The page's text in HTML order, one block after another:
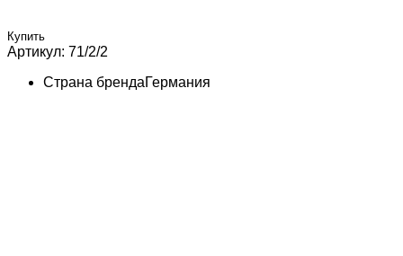
Купить
Артикул: 71/2/2
Страна брендаГермания